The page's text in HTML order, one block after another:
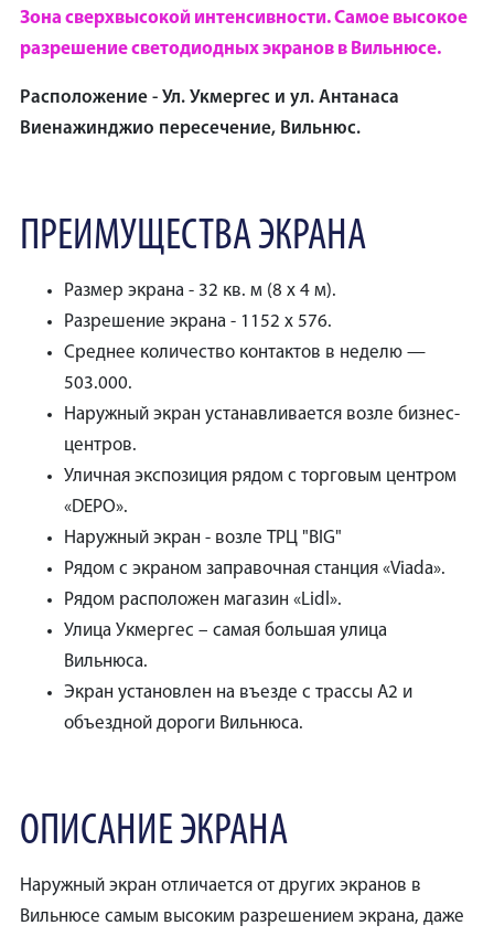
Зона сверхвысокой интенсивности. Самое высокое
разрешение светодиодных экранов в Вильнюсе.
Расположение - Ул. Укмергес и ул. Антанаса
Виенажинджио пересечение, Вильнюс.
ПРЕИМУЩЕСТВА ЭКРАНА
Размер экрана - 32 кв. м (8 x 4 м).
Разрешение экрана - 1152 x 576.
Среднее количество контактов в неделю —
503.000.
Наружный экран устанавливается возле бизнес-
центров.
Уличная экспозиция рядом с торговым центром
«DEPO».
Наружный экран - возле ТРЦ "BIG"
Рядом с экраном заправочная станция «Viada».
Рядом расположен магазин «Lidl».
Улица Укмергес – самая большая улица
Вильнюса.
Экран установлен на въезде с трассы А2 и
объездной дороги Вильнюса.
ОПИСАНИЕ ЭКРАНА
Наружный экран отличается от других экранов в
Вильнюсе самым высоким разрешением экрана, даже